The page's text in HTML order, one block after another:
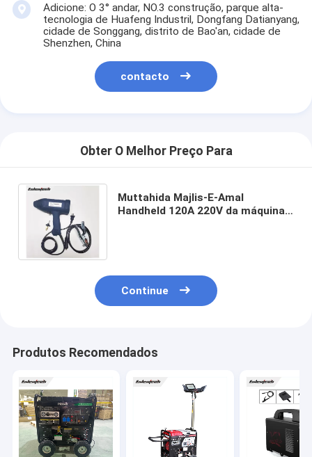
Adicione: O 3° andar, NO.3 construção, parque alta-
tecnologia de Huafeng Industril, Dongfang Datianyang,
cidade de Songgang, distrito de Bao'an, cidade de
Shenzhen, China
contacto
Obter O Melhor Preço Para
Muttahida Majlis-E-Amal
Handheld 120A 220V da máquina
Continue
Produtos Recomendados